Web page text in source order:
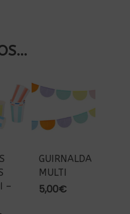
–
GUIRNALDA
MULTI
5,00€